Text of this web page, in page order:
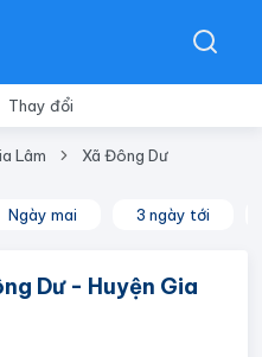
Thay đổi
Lâm Xã Đông Dư
Ngày mai 3 ngày tới
Dư - Huyện Gia